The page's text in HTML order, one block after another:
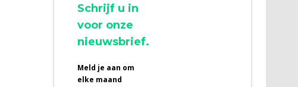
Schrijf u in
voor onze
nieuwsbrief.
Meld je aan om
elke maand